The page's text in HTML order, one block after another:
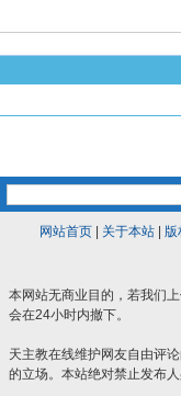
网站首页| 关于本站| 版
本网站无商业目的，若我们
会在24小时内撤下。
天主教在线维护网友自由评
的立场。本站绝对禁止发布